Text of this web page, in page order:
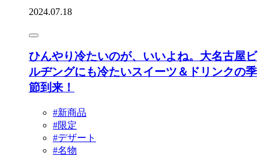
2024.07.18
ひんやり冷たいのが、いいよね。大名古屋ビ
ルヂングにも冷たいスイーツ＆ドリンクの季
節到来！
#新商品
#限定
#デザート
#名物